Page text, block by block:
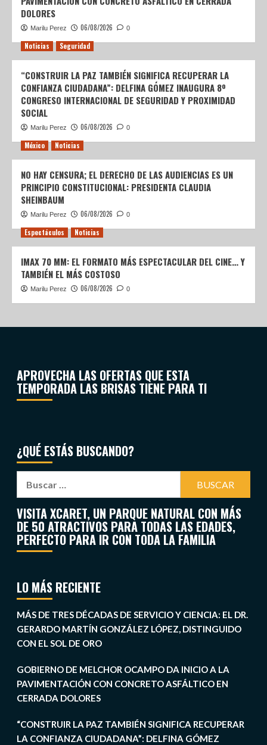
DOLORES
Marilu Perez 06/08/2026 0
Noticias Seguridad
“CONSTRUIR LA PAZ TAMBIÉN SIGNIFICA RECUPERAR LA
CONFIANZA CIUDADANA”: DELFINA GÓMEZ INAUGURA 8º
CONGRESO INTERNACIONAL DE SEGURIDAD Y PROXIMIDAD
SOCIAL
Marilu Perez 06/08/2026 0
México Noticias
NO HAY CENSURA; EL DERECHO DE LAS AUDIENCIAS ES UN
PRINCIPIO CONSTITUCIONAL: PRESIDENTA CLAUDIA
SHEINBAUM
Marilu Perez 06/08/2026 0
Espectáculos Noticias
IMAX 70 MM: EL FORMATO MÁS ESPECTACULAR DEL CINE… Y
TAMBIÉN EL MÁS COSTOSO
Marilu Perez 06/08/2026 0
APROVECHA LAS OFERTAS QUE ESTA
TEMPORADA LAS BRISAS TIENE PARA TI
¿QUÉ ESTÁS BUSCANDO?
VISITA XCARET, UN PARQUE NATURAL CON MÁS
DE 50 ATRACTIVOS PARA TODAS LAS EDADES,
PERFECTO PARA IR CON TODA LA FAMILIA
LO MÁS RECIENTE
MÁS DE TRES DÉCADAS DE SERVICIO Y CIENCIA: EL DR.
GERARDO MARTÍN GONZÁLEZ LÓPEZ, DISTINGUIDO
CON EL SOL DE ORO
GOBIERNO DE MELCHOR OCAMPO DA INICIO A LA
PAVIMENTACIÓN CON CONCRETO ASFÁLTICO EN
CERRADA DOLORES
“CONSTRUIR LA PAZ TAMBIÉN SIGNIFICA RECUPERAR
LA CONFIANZA CIUDADANA”: DELFINA GÓMEZ